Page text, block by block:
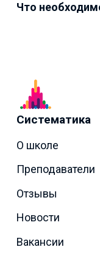
Что
Систематика
О школе
Преподаватели
Отзывы
Новости
Вакансии